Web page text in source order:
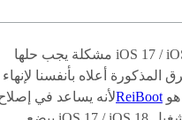
يعد إغلاق تطبيق الرسائل في iOS 17 / iOS 18 مشكلة يجب حلها
أعلاه بأنفسنا لإنهاء
ReiBootلأنه يساعد في